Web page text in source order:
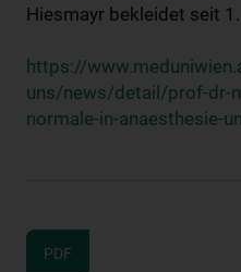
Hiesmayr bekleidet seit
https://
uns/news/detail/prof-dr-
normale-in-anaesthesie-
PDF